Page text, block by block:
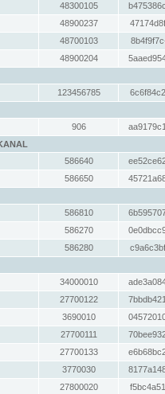
48300105
48900237
48700103
48900204
123456785
906
586640
586650
586810
586270
586280
34000010
27700122
3690010
27700111
27700133
3770030
27800020